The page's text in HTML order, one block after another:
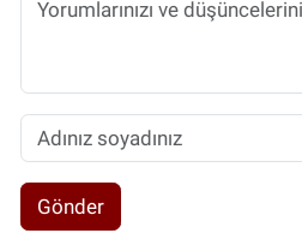
Gönder